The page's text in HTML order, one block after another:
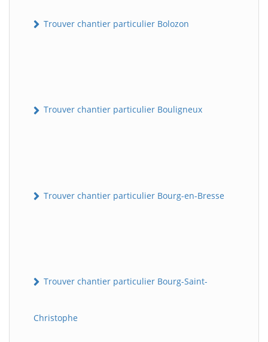
Trouver chantier particulier Bolozon
Trouver chantier particulier Bouligneux
Trouver chantier particulier Bourg-en-Bresse
Trouver chantier particulier Bourg-Saint-
Christophe